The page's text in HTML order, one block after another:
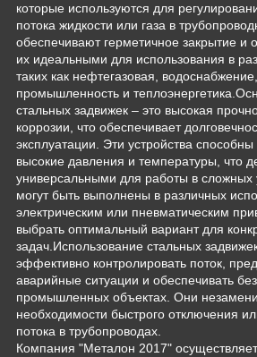
которые используются для
потока жидкости или газа в
обеспечивают герметичное закрытие и
их идеальными для использования в
таких как нефтегазовая,
промышленность и
стальных задвижек – это высокая
коррозии, что обеспечивает
эксплуатации. Эти устройства
высокие давления и температуры, что
универсальными для работы в сложных
могут быть выполнены в различных
электрическим или пневматическим
выбрать оптимальный вариант для
задач.Использование стальных
эффективно контролировать поток,
аварийные ситуации и обеспечивать
промышленных объектах. Они
необходимости быстрого отключения
потока в трубопроводах.
Компания "Металон 2017"